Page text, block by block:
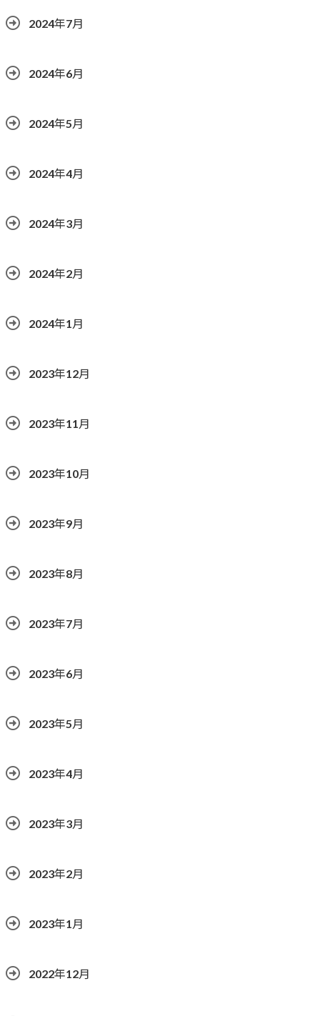
2024年7月
2024年6月
2024年5月
2024年4月
2024年3月
2024年2月
2024年1月
2023年12月
2023年11月
2023年10月
2023年9月
2023年8月
2023年7月
2023年6月
2023年5月
2023年4月
2023年3月
2023年2月
2023年1月
2022年12月